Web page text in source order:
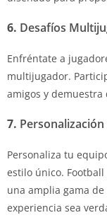
6. Desafíos
Enfréntate a
multijugador.
amigos y
7.
Personaliza tu
estilo único.
una amplia gama
experiencia sea